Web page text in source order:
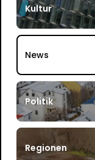
Kultur
News
Politik
Regionen